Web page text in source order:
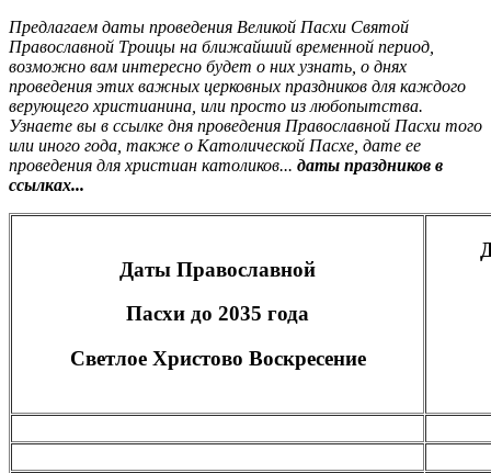
Предлагаем даты проведения Великой Пасхи Святой
Православной Троицы на ближайший временной период,
возможно вам интересно будет о них узнать, о днях
проведения этих важных церковных праздников для каждого
верующего христианина, или просто из любопытства.
Узнаете вы в ссылке дня проведения Православной Пасхи того
или иного года, также о Католической Пасхе, дате ее
проведения для христиан католиков... даты праздников в
ссылках...
Даты Православной
Пасхи до 2035 года
Светлое Христово Воскресение